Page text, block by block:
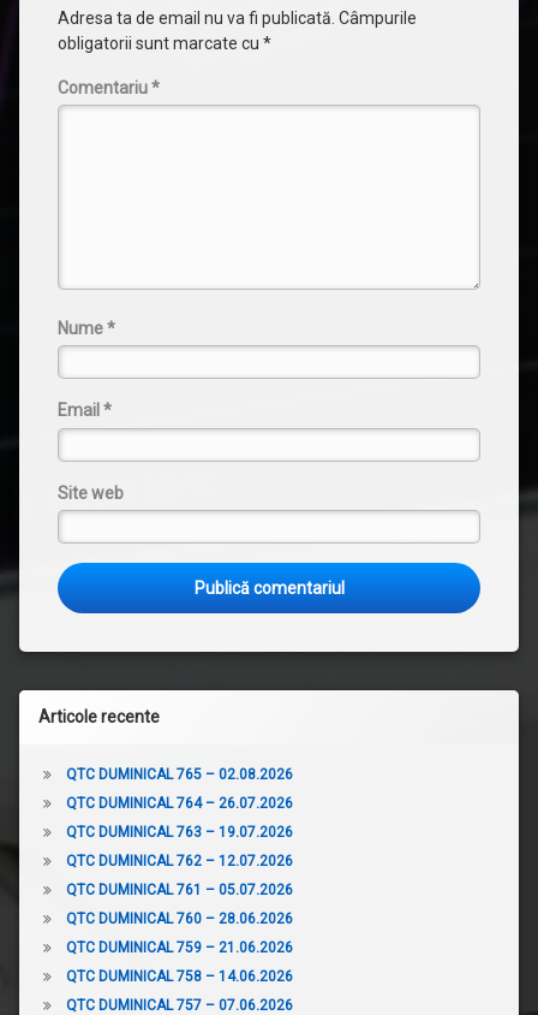
Adresa ta de email nu va fi publicată. Câmpurile
obligatorii sunt marcate cu *
Comentariu*
Nume*
Email *
Site web
Articole recente
QTC DUMINICAL 765 – 02.08.2026
QTC DUMINICAL 764 – 26.07.2026
QTC DUMINICAL 763 – 19.07.2026
QTC DUMINICAL 762 – 12.07.2026
QTC DUMINICAL 761 – 05.07.2026
QTC DUMINICAL 760 – 28.06.2026
QTC DUMINICAL 759 – 21.06.2026
QTC DUMINICAL 758 – 14.06.2026
QTC DUMINICAL 757 – 07.06.2026